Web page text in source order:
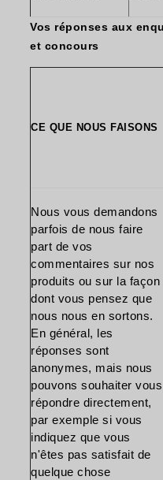
Vos réponses aux
et concours
CE QUE NOUS FAISONS
Nous vous demandons
parfois de nous faire
part de vos
commentaires sur nos
produits ou sur la façon
dont vous pensez que
nous nous en sortons.
En général, les
réponses sont
anonymes, mais nous
pouvons souhaiter vous
répondre directement,
par exemple si vous
indiquez que vous
n'êtes pas satisfait de
quelque chose